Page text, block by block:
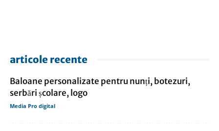
articole recente
Baloane personalizate pentru nunți, botezuri,
serbări școlare, logo
Media Pro digital